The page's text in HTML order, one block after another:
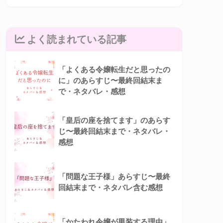
よく読まれている記事
「よくある令嬢転生だと思ったの
に」のあらすじ〜最終回結末ま
で・ネタバレ・感想
「皇后の座を捨てます」のあらす
じ〜最終回結末まで・ネタバレ・
感想
「問題な王子様」あらすじ〜最終
回結末まで・ネタバレ含む感想